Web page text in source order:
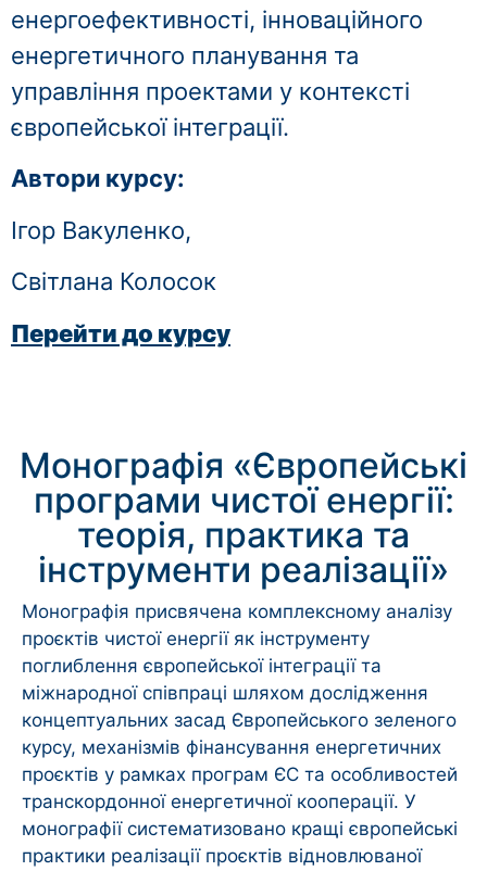
енергоефективності, інноваційного
енергетичного планування та
управління проектами у контексті
європейської інтеграції.
Автори курсу:
Ігор Вакуленко,
Світлана Колосок
Перейти до курсу
Монографія «Європейські
програми чистої енергії:
теорія, практика та
інструменти реалізації»
Монографія присвячена комплексному аналізу
проєктів чистої енергії як інструменту
поглиблення європейської інтеграції та
міжнародної співпраці шляхом дослідження
концептуальних засад Європейського зеленого
курсу, механізмів фінансування енергетичних
проєктів у рамках програм ЄС та особливостей
транскордонної енергетичної кооперації. У
монографії систематизовано кращі європейські
практики реалізації проєктів відновлюваної